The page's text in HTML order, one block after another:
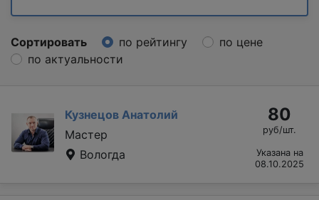
Сортировать по рейтингу
по цене
по актуальности
Кузнецов Анатолий
Мастер
Вологда
80
руб/шт.
Указана на
08.10.2025